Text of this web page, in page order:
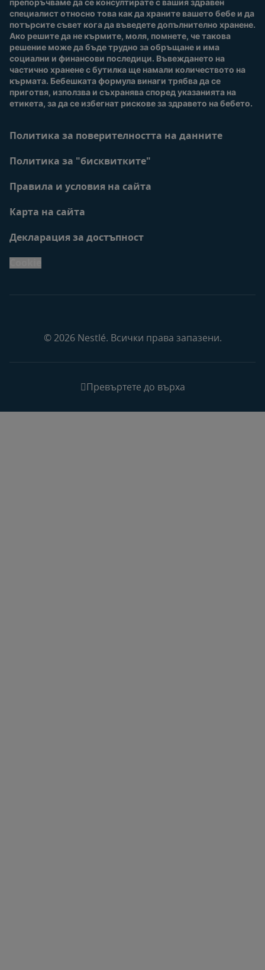
Безплатно тестване
специалист относно това как да храните вашето бебе и да
потърсите съвет кога да въведете допълнително хранене.
Ако решите да не кърмите, моля, помнете, че такова
решение може да бъде трудно за обръщане и има
социални и финансови последици. Въвеждането на
частично хранене с бутилка ще намали количеството на
кърмата. Бебешката формула винаги трябва да се
приготвя, използва и съхранява според указанията на
етикета, за да се избегнат рискове за здравето на бебето.
Политика за поверителността на данните
Политика за "бисквитките"
Правила и условия на сайта
Карта на сайта
Декларация за достъпност
© 2026 Nestlé. Всички права запазени.
Превъртете до върха